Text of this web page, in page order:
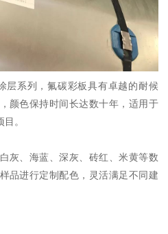
层系列，氟碳彩板具有卓越的耐候
颜色保持时间长达数十年，适用于
。
灰、海蓝、深灰、砖红、米黄等数
品进行定制配色，灵活满足不同建